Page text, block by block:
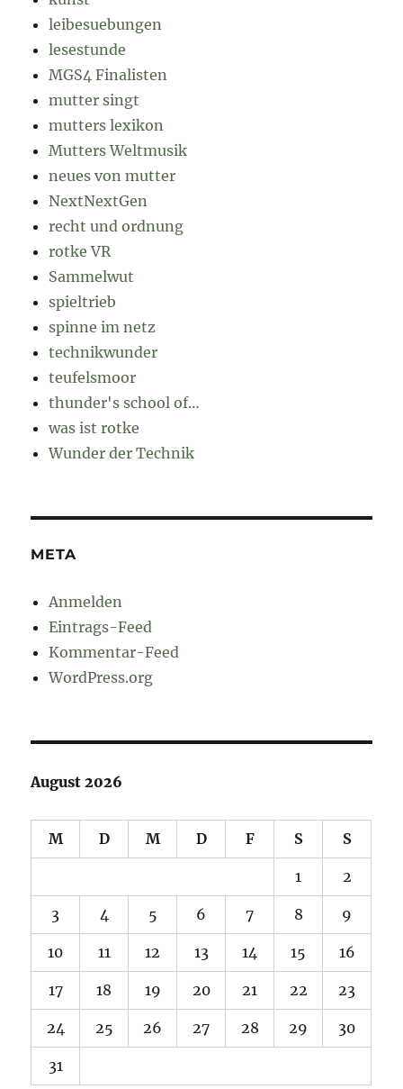
leibesuebungen
lesestunde
MGS4 Finalisten
mutter singt
mutters lexikon
Mutters Weltmusik
neues von mutter
NextNextGen
recht und ordnung
rotke VR
Sammelwut
spieltrieb
spinne im netz
technikwunder
teufelsmoor
thunder's school of…
was ist rotke
Wunder der Technik
META
Anmelden
Eintrags-Feed
Kommentar-Feed
WordPress.org
August 2026
M D M D F S S
1 2
3 4 5 6 7 8 9
10 11 12 13 14 15 16
17 18 19 20 21 22 23
24 25 26 27 28 29 30
31